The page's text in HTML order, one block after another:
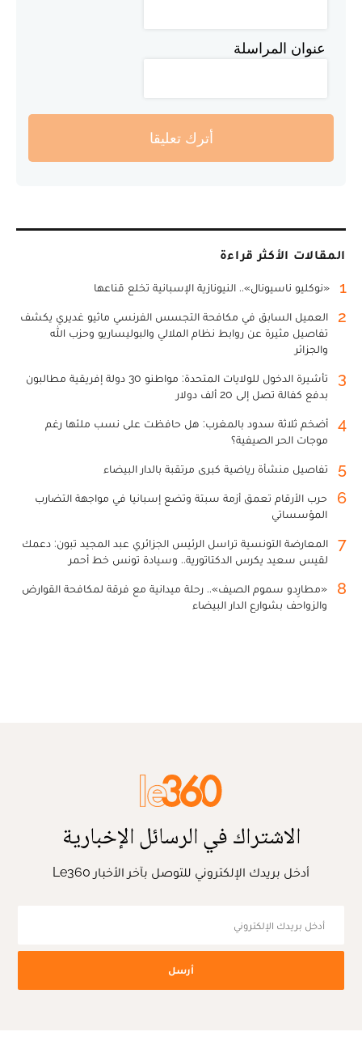
عنوان المراسلة
أترك تعليقا
المقالات الأكثر قراءة
1 «نوكليو ناسيونال».. النيونازية الإسبانية تخلع قناعها
2
العميل السابق في مكافحة التجسس الفرنسي ماثيو غديري يكشف
تفاصيل مثيرة عن روابط نظام الملالي والبوليساريو وحزب الله
والجزائر
3
تأشيرة الدخول للولايات المتحدة: مواطنو 30 دولة إفريقية مطالبون
بدفع كفالة تصل إلى 20 ألف دولار
4
أضخم ثلاثة سدود بالمغرب: هل حافظت على نسب ملئها رغم
موجات الحر الصيفية؟
5 تفاصيل منشأة رياضية كبرى مرتقبة بالدار البيضاء
6
حرب الأرقام تعمق أزمة سبتة وتضع إسبانيا في مواجهة التضارب
المؤسساتي
7
المعارضة التونسية تراسل الرئيس الجزائري عبد المجيد تبون: دعمك
لقيس سعيد يكرس الدكتاتورية.. وسيادة تونس خط أحمر
8
«مطارِدو سموم الصيف».. رحلة ميدانية مع فرقة لمكافحة القوارض
والزواحف بشوارع الدار البيضاء
الاشتراك في الرسائل الإخبارية
أدخل بريدك الإلكتروني للتوصل بآخر الأخبار Le360
أرسل